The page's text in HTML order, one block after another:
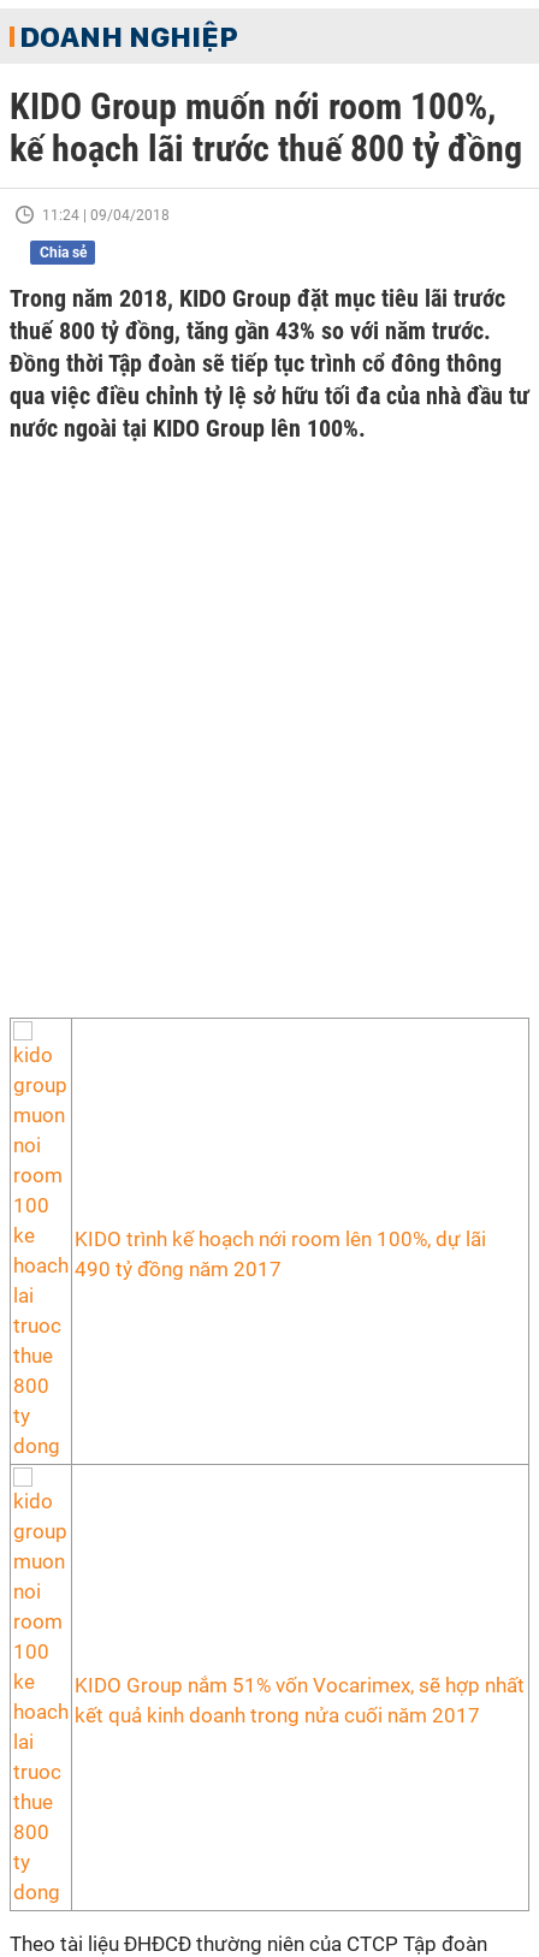
DOANH NGHIỆP
KIDO Group muốn nới room 100%,
kế hoạch lãi trước thuế 800 tỷ đồng
11:24 | 09/04/2018
Chia sẻ
Trong năm 2018, KIDO Group đặt mục tiêu lãi trước
thuế 800 tỷ đồng, tăng gần 43% so với năm trước.
Đồng thời Tập đoàn sẽ tiếp tục trình cổ đông thông
qua việc điều chỉnh tỷ lệ sở hữu tối đa của nhà đầu tư
nước ngoài tại KIDO Group lên 100%.
KIDO trình kế hoạch nới room lên 100%, dự lãi
490 tỷ đồng năm 2017
KIDO Group nắm 51% vốn Vocarimex, sẽ hợp nhất
kết quả kinh doanh trong nửa cuối năm 2017
Theo tài liệu ĐHĐCĐ thường niên của CTCP Tập đoàn